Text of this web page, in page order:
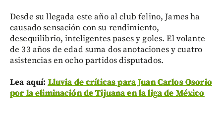
Desde su llegada este año al club felino, James ha
causado sensación con su rendimiento,
desequilibrio, inteligentes pases y goles. El volante
de 33 años de edad suma dos anotaciones y cuatro
asistencias en ocho partidos disputados.
Lea aquí: Lluvia de críticas para Juan Carlos Osorio
por la eliminación de Tijuana en la liga de México